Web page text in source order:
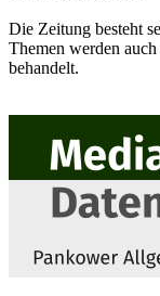
Die Zeitung besteht
Themen werden
behandelt.